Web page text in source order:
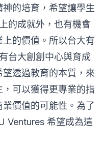
的培育，希望讓學生
的成就外，也有機會
的價值。所以台大有
台大創創中心與育成
透過教育的本質，來
可以獲得更專業的指
價值的可能性。為了
Ventures 希望成為這